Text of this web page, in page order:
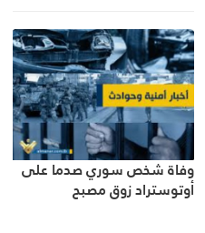
وفاة شخص سوري صدما على
أوتوستراد زوق مصبح